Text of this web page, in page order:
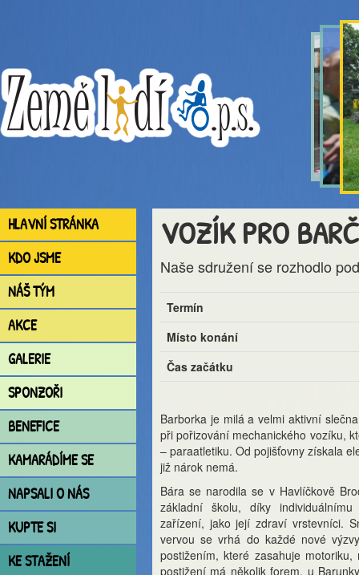
HLAVNÍ STRÁNKA
KDO JSME
NÁŠ TÝM
AKCE
GALERIE
SPONZOŘI
BENEFICE
KAMARÁDÍME SE
NAPSALI O NÁS
KUPTE SI
KE STAŽENÍ
VOZÍK PRO
Naše sdružení se rozhodlo
Termín
Místo konání
Čas začátku
Barborka je milá a velmi aktivní
při pořizování mechanického vozíku,
– paraatletiku. Od pojišťovny získala
již nárok nemá.
Bára se narodila se v Havlíčkově
základní školu, díky
zařízení, jako její zdraví vrstevníci.
vervou se vrhá do každé nové
postižením, které zasahuje
postižení má několik forem, u